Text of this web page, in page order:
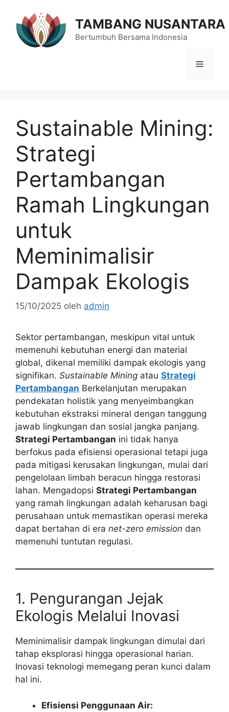
TAMBANG NUSANTARA
Bertumbuh Bersama Indonesia
Menu
Sustainable Mining:
Strategi
Pertambangan
Ramah Lingkungan
untuk
Meminimalisir
Dampak Ekologis
15/10/2025 oleh admin
Sektor pertambangan, meskipun vital untuk
memenuhi kebutuhan energi dan material
global, dikenal memiliki dampak ekologis yang
signifikan. Sustainable Mining atau Strategi
Pertambangan Berkelanjutan merupakan
pendekatan holistik yang menyeimbangkan
kebutuhan ekstraksi mineral dengan tanggung
jawab lingkungan dan sosial jangka panjang.
Strategi Pertambangan ini tidak hanya
berfokus pada efisiensi operasional tetapi juga
pada mitigasi kerusakan lingkungan, mulai dari
pengelolaan limbah beracun hingga restorasi
lahan. Mengadopsi Strategi Pertambangan
yang ramah lingkungan adalah keharusan bagi
perusahaan untuk memastikan operasi mereka
dapat bertahan di era net-zero emission dan
memenuhi tuntutan regulasi.
1. Pengurangan Jejak
Ekologis Melalui Inovasi
Meminimalisir dampak lingkungan dimulai dari
tahap eksplorasi hingga operasional harian.
Inovasi teknologi memegang peran kunci dalam
hal ini.
Efisiensi Penggunaan Air: